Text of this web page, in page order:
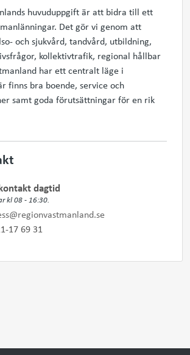
huvuduppgift är att bidra till ett
Det gör vi genom att
och sjukvård, tandvård, utbildning,
kollektivtrafik, regional hållbar
har ett centralt läge i
finns bra boende, service och
samt goda förutsättningar för en rik
dagtid
kl 08 - 16:30.
17 69 31